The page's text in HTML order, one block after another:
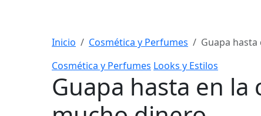
Inicio Cosmética y Perfumes
Guapa
Cosmética y Perfumes Looks y Estilos
Guapa hasta en la